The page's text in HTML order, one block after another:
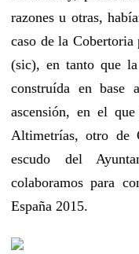
razones u otras,
caso de la
(sic), en tanto que
construída en
ascensión, en el
Altimetrías, otro de
escudo del
colaboramos para
España 2015.